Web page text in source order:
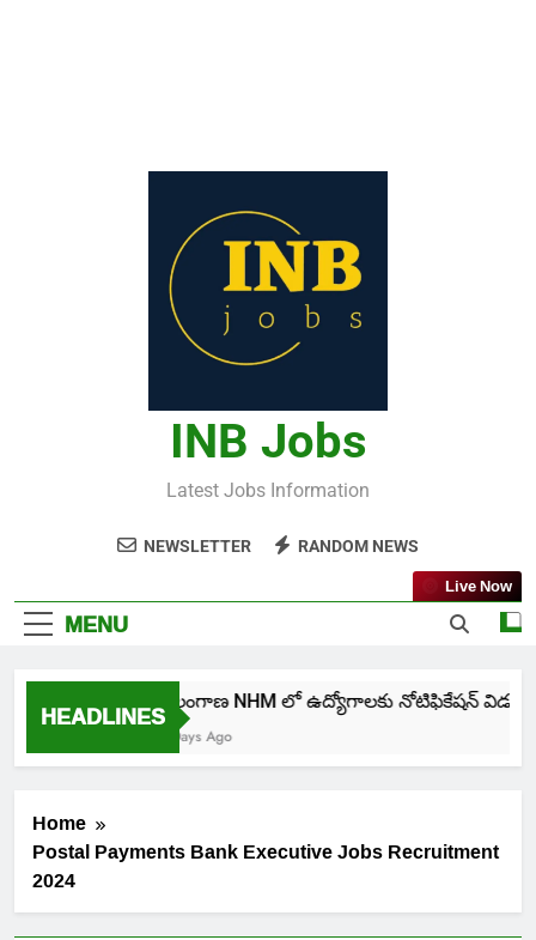
INB Jobs
Latest Jobs Information
NEWSLETTER RANDOM NEWS
MENU
Live Now
HEADLINESతెలంగాణ NHM లో ఉద్యోగాలకు నోటిఫికేషన్ విడుదల
5 Days Ago
Home
Postal Payments Bank Executive Jobs Recruitment
2024